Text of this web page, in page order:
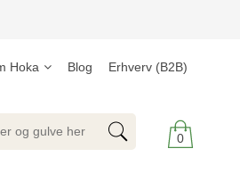
Hoka Blog Erhverv (B2B)
0